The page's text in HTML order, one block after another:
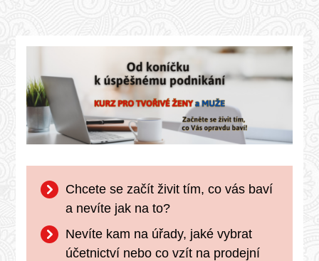
Chcete se začít živit tím, co vás baví
a nevíte jak na to?
Nevíte kam na úřady, jaké vybrat
účetnictví nebo co vzít na prodejní